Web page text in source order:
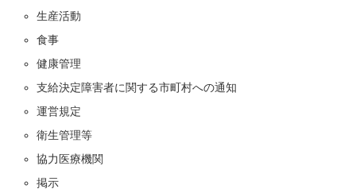
生産活動
食事
健康管理
支給決定障害者に関する市町村への通知
運営規定
衛生管理等
協力医療機関
掲示